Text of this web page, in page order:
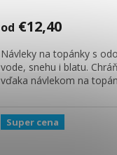
od €12,40
Návleky na topánky s
vode, snehu i blatu.
vďaka návlekom na
Super cena